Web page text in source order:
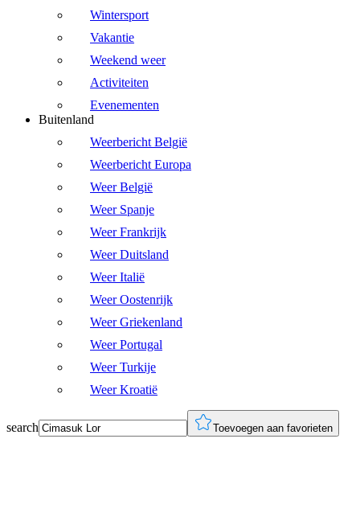
Wintersport
Vakantie
Weekend weer
Activiteiten
Evenementen
Buitenland
Weerbericht België
Weerbericht Europa
Weer België
Weer Spanje
Weer Frankrijk
Weer Duitsland
Weer Italië
Weer Oostenrijk
Weer Griekenland
Weer Portugal
Weer Turkije
Weer Kroatië
search Toevoegen aan favorieten